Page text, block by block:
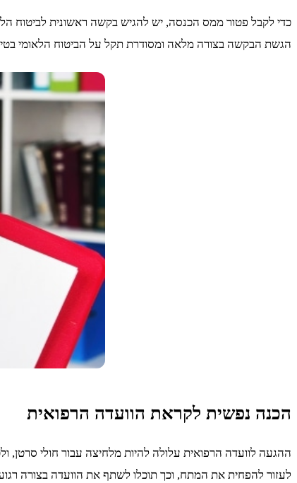
כדי לקבל פטור ממס הכנסה, יש להגיש בקשה ראשונית לביטוח
הגשת הבקשה בצורה מלאה ומסודרת תקל על הביטוח הלאומי
הכנה נפשית לקראת הוועדה הרפואית
ההגעה לוועדה הרפואית עלולה להיות מלחיצה עבור חולי סרטן,
לעזור להפחית את המתח, וכך תוכלו לשתף את הוועדה בצורה